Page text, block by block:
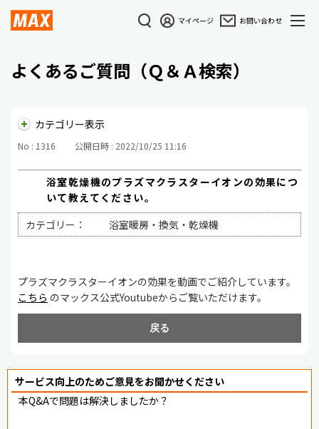
マイページ お問い合わせ
よくあるご質問（Ｑ＆Ａ検索）
カテゴリー表示
No : 1316 公開日時 : 2022/10/25 11:16
浴室乾燥機のプラズマクラスターイオンの効果につ
いて教えてください。
カテゴリー：
浴室暖房・換気・乾燥機
プラズマクラスターイオンの効果を動画でご紹介しています。
こちら のマックス公式Youtubeからご覧いただけます。
戻る
サービス向上のためご意見をお聞かせください
本Q&Aで問題は解決しましたか？